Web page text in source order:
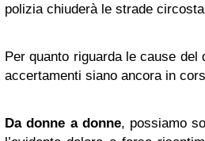
polizia chiuderà le strade
Per quanto riguarda le cause del
accertamenti siano ancora in
Da donne a donne, possiamo